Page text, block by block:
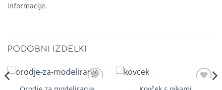
informacije.
PODOBNI IZDELKI